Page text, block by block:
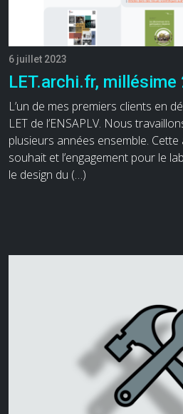
6 juillet 2023
LET.archi.fr, millésime
L’un de mes premiers clients en
LET de l’ENSAPLV. Nous
plusieurs années ensemble.
souhait et l’engagement pour le
le design du (…)